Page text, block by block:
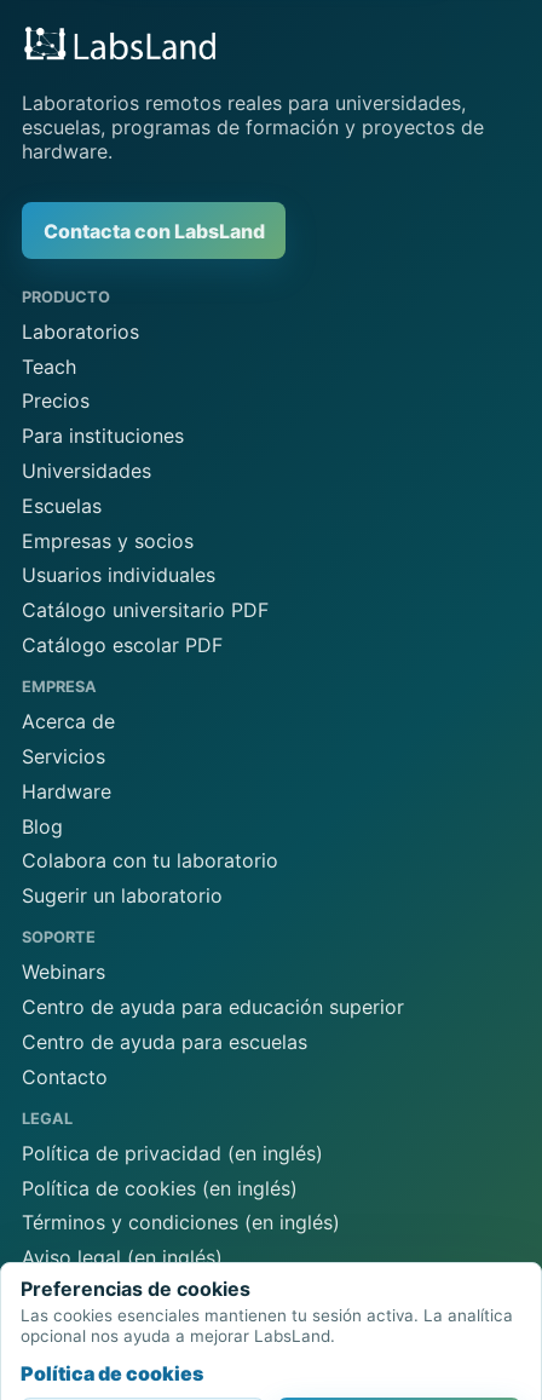
Laboratorios remotos reales para universidades,
escuelas, programas de formación y proyectos de
hardware.
Contacta con LabsLand
PRODUCTO
Laboratorios
Teach
Precios
Para instituciones
Universidades
Escuelas
Empresas y socios
Usuarios individuales
Catálogo universitario PDF
Catálogo escolar PDF
EMPRESA
Acerca de
Servicios
Hardware
Blog
Colabora con tu laboratorio
Sugerir un laboratorio
SOPORTE
Webinars
Centro de ayuda para educación superior
Centro de ayuda para escuelas
Contacto
LEGAL
Política de privacidad (en inglés)
Política de cookies (en inglés)
Términos y condiciones (en inglés)
Aviso legal (en inglés)
Preferencias de cookies
Red de laboratorios remotos LabsLand.
Preferencias de cookies
Las cookies esenciales mantienen tu sesión activa. La analítica
opcional nos ayuda a mejorar LabsLand.
Política de cookies